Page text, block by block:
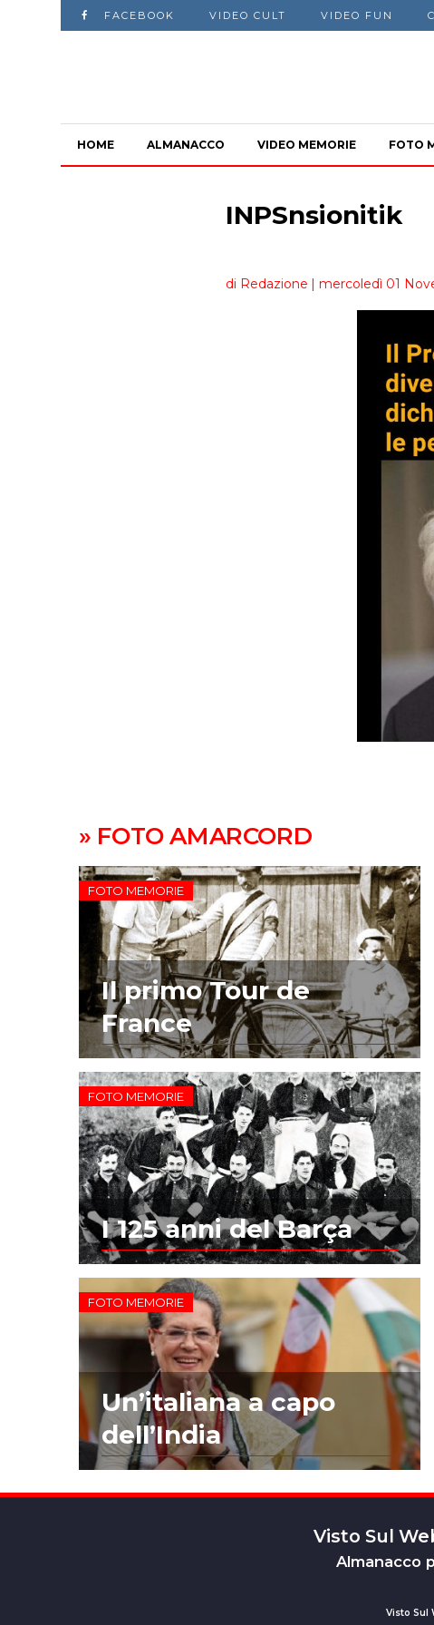
FACEBOOK VIDEO CULT VIDEO FUN
HOME ALMANACCO VIDEO MEMORIE FOTO
INPSnsionitik
di Redazione | mercoledì 01
» FOTO AMARCORD
FOTO MEMORIE
Il primo Tour de
France
FOTO MEMORIE
I 125 anni del Barça
FOTO MEMORIE
Un’italiana a capo
dell’India
Visto Sul
Almanacco
Visto Sul